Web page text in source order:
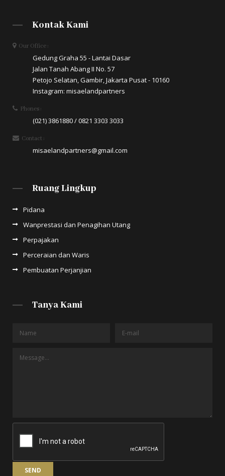
Kontak Kami
Our Office :
Gedung Graha 55 - Lantai Dasar
Jalan Tanah Abang II No. 57
Petojo Selatan, Gambir, Jakarta Pusat - 10160
Instagram: misaelandpartners
Phones :
(021) 3861880 / 0821 3303 3033
Contact :
misaelandpartners@gmail.com
Ruang Lingkup
Pidana
Wanprestasi dan Penagihan Utang
Perpajakan
Perceraian dan Waris
Pembuatan Perjanjian
Tanya Kami